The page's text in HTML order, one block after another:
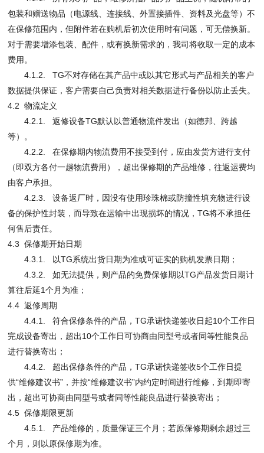
包装和赠送物品（电源线、连接线、外置接插件、资料及光盘等）不
在保修范围内，但附件若在购机后初次使用时有问题，可无偿换新。
对于需要增添包装、配件，或有换新需求的，我司将收取一定的成本
费用。
4.1.2. TG不对存储在其产品中或以其它形式与产品相关的客户
数据提供保证，客户需要自己负责对相关数据进行备份以防止丢失。
4.2 物流定义
4.2.1. 返修设备TG默认以普通物流件发出（如德邦、跨越
等）。
4.2.2. 在保修期内物流费用不接受到付，应由发货方进行支付
（即双方各付一趟物流费用），超出保修期的产品维修，往返运费均
由客户承担。
4.2.3. 设备返厂时，因没有使用珍珠棉或防撞性填充物进行设
备的保护性封装，而导致在运输中出现损坏的情况，TG将不承担任
何售后责任。
4.3 保修期开始日期
4.3.1. 以TG系统出货日期为准或可证实的购机发票日期；
4.3.2. 如无法提供，则产品的免费保修期以TG产品发货日期计
算往后延1个月为准；
4.4 返修周期
4.4.1. 符合保修条件的产品，TG承诺快递签收日起10个工作日
完成设备寄出，超出10个工作日可协商由同型号或者同等性能良品
进行替换寄出；
4.4.2. 超出保修条件的产品，TG承诺快递签收5个工作日提
供“维修建议书”，并按“维修建议书”内约定时间进行维修，到期即寄
出，超出可协商由同型号或者同等性能良品进行替换寄出；
4.5 保修期限更新
4.5.1. 产品维修的，质量保证三个月；若原保修期剩余超过三
个月，则以原保修期为准。